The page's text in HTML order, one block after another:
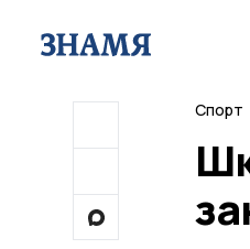
Спорт